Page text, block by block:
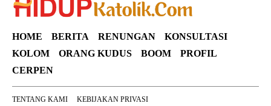
HOME BERITA RENUNGAN
KONSULTASI
KOLOM
ORANG KUDUS BOOM
PROFIL
CERPEN
TENTANG KAMI
KEBIJAKAN PRIVASI